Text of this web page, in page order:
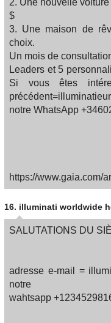
2. Une nouvelle
$
3. Une maison de
choix.
Un mois de
Leaders et 5
Si vous êtes
notre WhatsApp
https://www.gaia.com/
16. illuminati worldwide
SALUTATIONS DU
adresse e-mail =
notre
wahtsapp